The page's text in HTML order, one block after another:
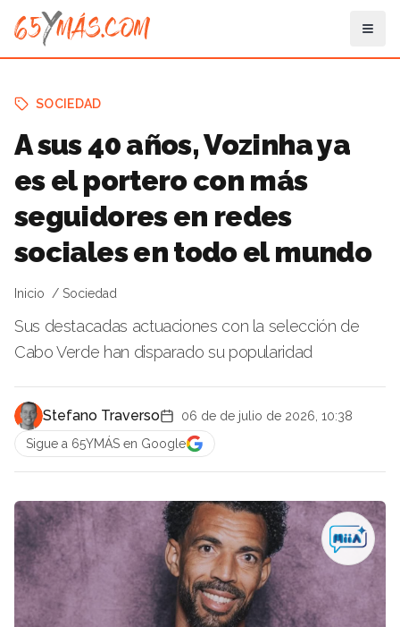
SOCIEDAD
A sus 40 años, Vozinha ya
es el portero con más
seguidores en redes
sociales en todo el mundo
Inicio Sociedad
Sus destacadas actuaciones con la selección de
Cabo Verde han disparado su popularidad
Stefano Traverso
06 de de julio de 2026, 10:38
Sigue a 65YMÁS en Google